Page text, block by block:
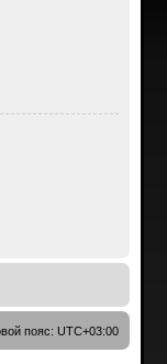
пояс:UTC+03:00